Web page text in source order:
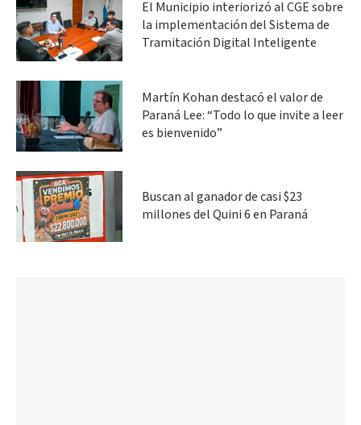
El Municipio interiorizó al CGE sobre
la implementación del Sistema de
Tramitación Digital Inteligente
Martín Kohan destacó el valor de
Paraná Lee: “Todo lo que invite a leer
es bienvenido”
Buscan al ganador de casi $23
millones del Quini 6 en Paraná